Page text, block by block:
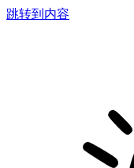
跳转到内容